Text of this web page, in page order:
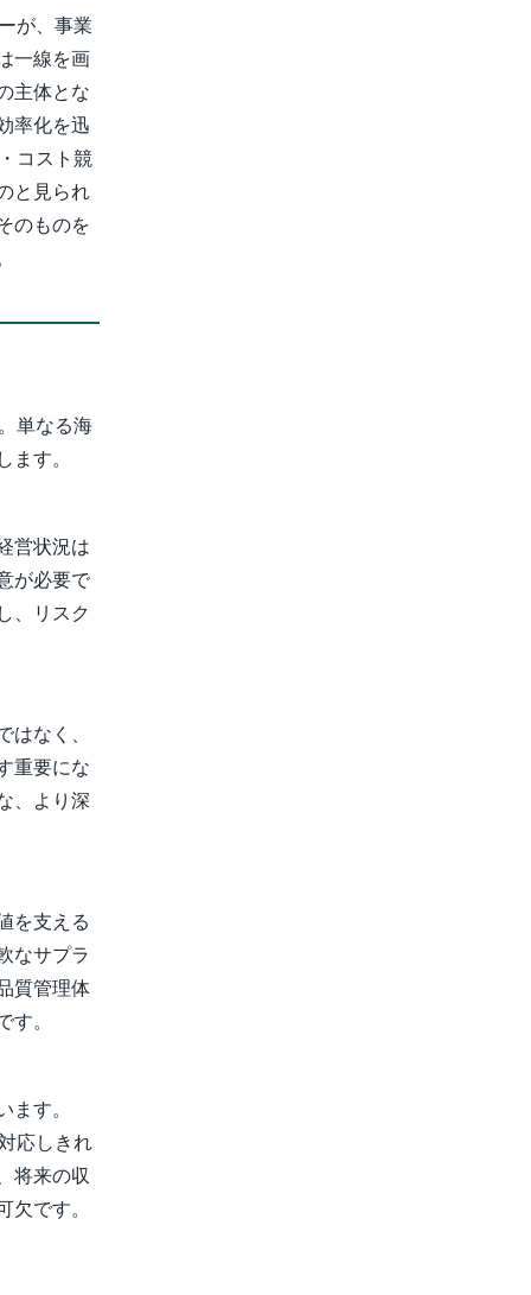
が、事業
一線を画
主体とな
率化を迅
コスト競
と見られ
のものを
単なる海
す。
営状況は
が必要で
、リスク
なく、
重要にな
、より深
を支える
なサプラ
質管理体
。
す。
応しきれ
将来の収
です。